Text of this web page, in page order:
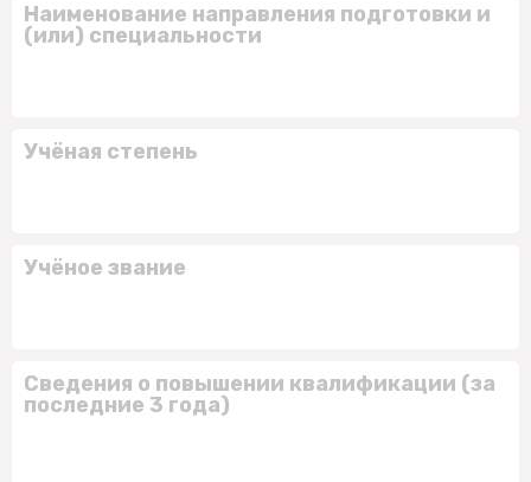
Наименование направления подготовки и
(или) специальности
Учёная степень
Учёное звание
Сведения о повышении квалификации (за
последние 3 года)